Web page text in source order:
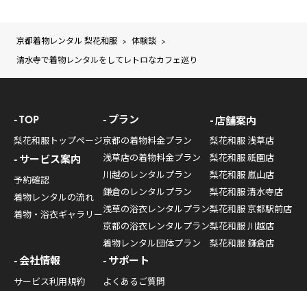
京都着物レンタル 梨花和服 > 体験談 >
清水寺で着物レンタルをしてレトロなカフェ巡り
TOP
梨花和服トップページ
サービス案内
予約確認
着物レンタルの流れ
着物・浴衣ギャラリー
プラン
京都の着物料金プラン
浅草店の着物料金プラン
川越のレンタルプラン
鎌倉のレンタルプラン
浅草の浴衣レンタルプラン
京都の浴衣レンタルプラン
着物レンタル団体プラン
店舗案内
梨花和服 浅草店
梨花和服 祇園店
梨花和服 嵐山店
梨花和服 清水寺店
梨花和服 京都駅前店
梨花和服 川越店
梨花和服 鎌倉店
会社情報
サービス利用規約
サポート
よくあるご質問